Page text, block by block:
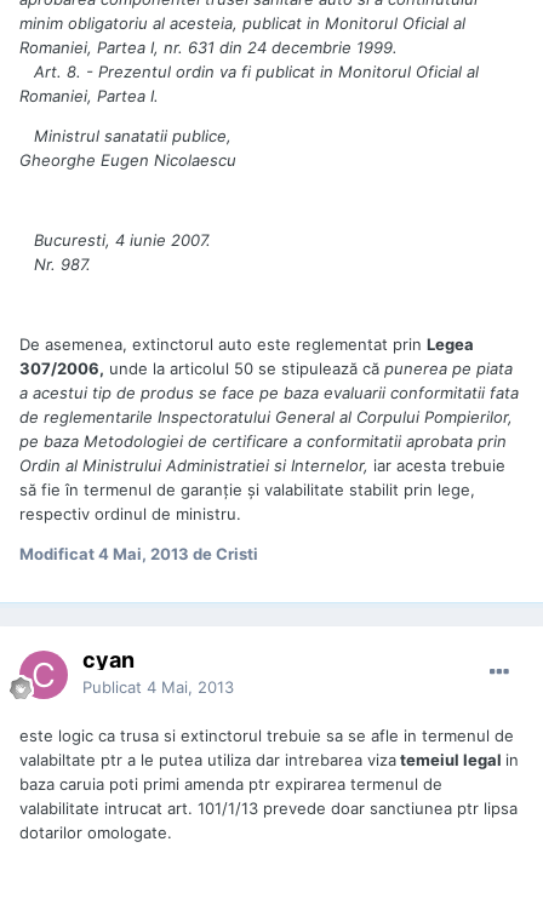
minim obligatoriu al acesteia, publicat in Monitorul Oficial al
Romaniei, Partea I, nr. 631 din 24 decembrie 1999.
Art. 8. - Prezentul ordin va fi publicat in Monitorul Oficial al
Romaniei, Partea I.
Ministrul sanatatii publice,
Gheorghe Eugen Nicolaescu
Bucuresti, 4 iunie 2007.
Nr. 987.
De asemenea, extinctorul auto este reglementat prin Legea
307/2006, unde la articolul 50 se stipulează că punerea pe piata
a acestui tip de produs se face pe baza evaluarii conformitatii fata
de reglementarile Inspectoratului General al Corpului Pompierilor,
pe baza Metodologiei de certificare a conformitatii aprobata prin
Ordin al Ministrului Administratiei si Internelor, iar acesta trebuie
să fie în termenul de garanţie şi valabilitate stabilit prin lege,
respectiv ordinul de ministru.
Modificat4 Mai, 2013 de Cristi
cyan
Publicat 4 Mai, 2013
este logic ca trusa si extinctorul trebuie sa se afle in termenul de
valabiltate ptr a le putea utiliza dar intrebarea vizatemeiul legal in
baza caruia poti primi amenda ptr expirarea termenul de
valabilitate intrucat art. 101/1/13 prevede doar sanctiunea ptr lipsa
dotarilor omologate.